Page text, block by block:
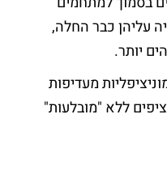
עליהן כבר החלה,
יותר.
מעדיפות
ללא "מובלעות"